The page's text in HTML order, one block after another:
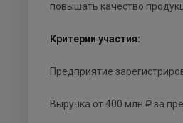
повышать качество
Критерии участия:
Предприятие
Выручка от 400 млн ₽ за